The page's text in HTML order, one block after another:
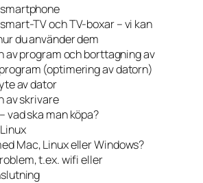
TV och TV-boxar – vi kan
du använder dem
av program och borttagning av
(optimering av datorn)
av dator
av skrivare
vad ska man köpa?
Mac, Linux eller Windows?
t.ex. wifi eller